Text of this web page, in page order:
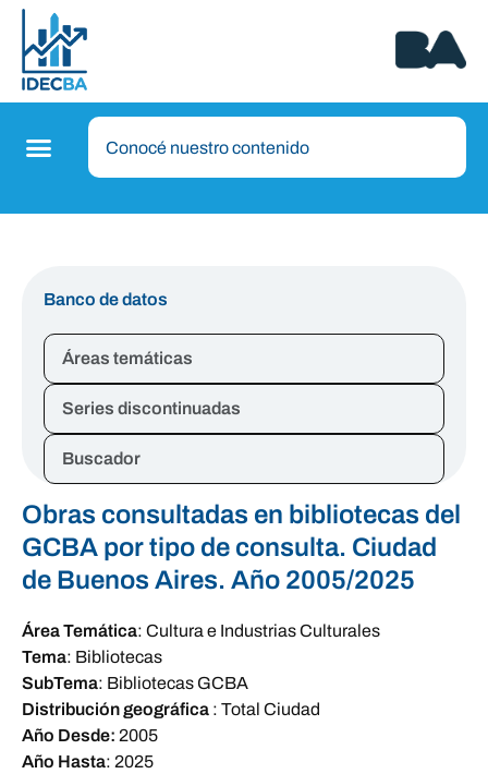
Banco de datos
Áreas temáticas
Series discontinuadas
Buscador
Obras consultadas en bibliotecas del
GCBA por tipo de consulta. Ciudad
de Buenos Aires. Año 2005/2025
Área Temática: Cultura e Industrias Culturales
Tema: Bibliotecas
SubTema: Bibliotecas GCBA
Distribución geográfica : Total Ciudad
Año Desde: 2005
Año Hasta: 2025